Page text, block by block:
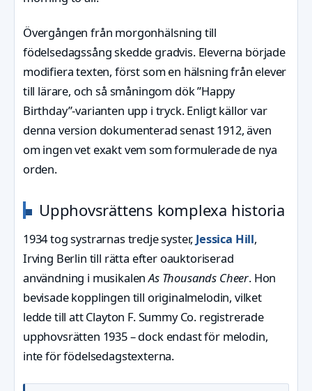
Övergången från morgonhälsning till
födelsedagssång skedde gradvis. Eleverna började
modifiera texten, först som en hälsning från elever
till lärare, och så småningom dök ”Happy
Birthday”-varianten upp i tryck. Enligt källor var
denna version dokumenterad senast 1912, även
om ingen vet exakt vem som formulerade de nya
orden.
Upphovsrättens komplexa historia
1934 tog systrarnas tredje syster, Jessica Hill,
Irving Berlin till rätta efter oauktoriserad
användning i musikalenAs Thousands Cheer. Hon
bevisade kopplingen till originalmelodin, vilket
ledde till att Clayton F. Summy Co. registrerade
upphovsrätten 1935 – dock endast för melodin,
inte för födelsedagstexterna.